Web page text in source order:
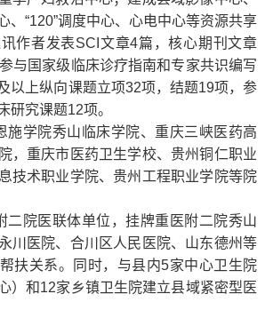
、 “120”调度中心、心电中心等资源共享
作者发表SCI 文章4篇，核心期刊文章
与国家级临床诊疗指南和专家共识编写
以上纵向课题立项32项，结题19项，参
研究课题12项。
施学院秀山 临床学院、重庆三峡医药高
，重庆市医药卫生学校、贵州铜仁职业
技术职业学院、贵州工程职业学院等院
二院医联体单位，挂牌重医附二院秀山
川医院、合川区人民医院、 山东德州等
扶关系。 同时，与县内5家中心卫生院
）和12家乡镇卫生院建立县域紧密型医